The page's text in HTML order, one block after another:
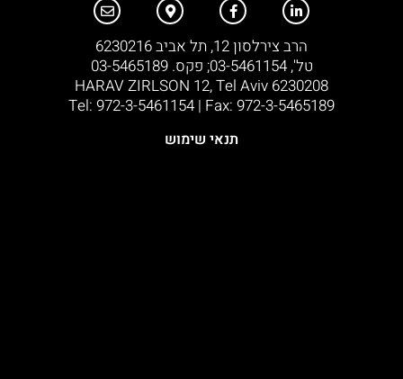
הרב צירלסון 12, תל אביב 6230216
טל', 03-5461154; פקס. 03-5465189
HARAV ZIRLSON 12, Tel Aviv 6230208
Tel: 972-3-5461154 | Fax: 972-3-5465189​
תנאי שימוש